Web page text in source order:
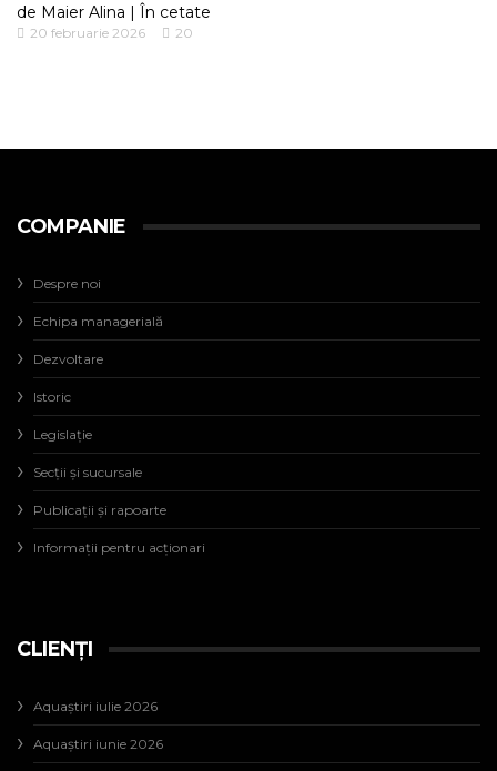
de Maier Alina | În cetate
20 februarie 2026 20
COMPANIE
Despre noi
Echipa managerială
Dezvoltare
Istoric
Legislaţie
Secţii şi sucursale
Publicații și rapoarte
Informații pentru acționari
CLIENȚI
Aquaștiri iulie 2026
Aquaștiri iunie 2026